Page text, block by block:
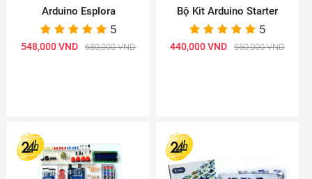
Arduino Esplora
5
548,000 VND 680,000 VND
Bộ Kit Arduino Starter
5
440,000 VND 550,000 VND